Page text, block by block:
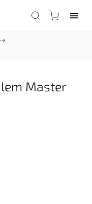
/
Master